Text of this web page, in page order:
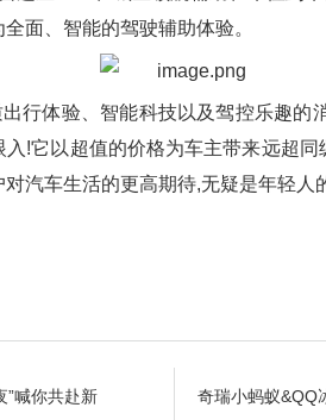
面、智能的驾驶辅助体验。
体验、智能科技以及驾控乐趣的
!它以超值的价格为车主带来远超
汽车生活的更高期待,无疑是年轻人
”喊你共赴新 奇瑞小蚂蚁&QQ